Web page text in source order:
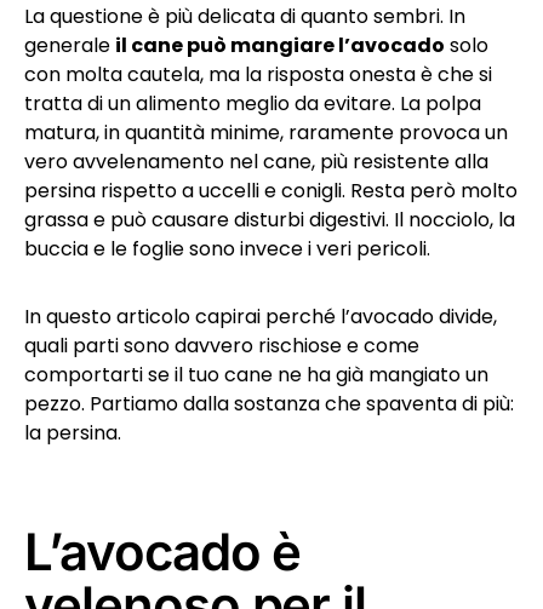
La questione è più delicata di quanto sembri. In
generale il cane può mangiare l’avocado solo
con molta cautela, ma la risposta onesta è che si
tratta di un alimento meglio da evitare. La polpa
matura, in quantità minime, raramente provoca un
vero avvelenamento nel cane, più resistente alla
persina rispetto a uccelli e conigli. Resta però molto
grassa e può causare disturbi digestivi. Il nocciolo, la
buccia e le foglie sono invece i veri pericoli.
In questo articolo capirai perché l’avocado divide,
quali parti sono davvero rischiose e come
comportarti se il tuo cane ne ha già mangiato un
pezzo. Partiamo dalla sostanza che spaventa di più:
la persina.
L’avocado è